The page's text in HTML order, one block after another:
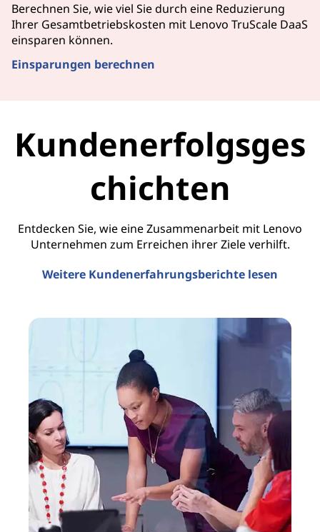
Berechnen Sie, wie viel Sie durch eine Reduzierung
Ihrer Gesamtbetriebskosten mit Lenovo TruScale DaaS
einsparen können.
Einsparungen berechnen
Kundenerfolgsges
chichten
Entdecken Sie, wie eine Zusammenarbeit mit Lenovo
Unternehmen zum Erreichen ihrer Ziele verhilft.
Weitere Kundenerfahrungsberichte lesen